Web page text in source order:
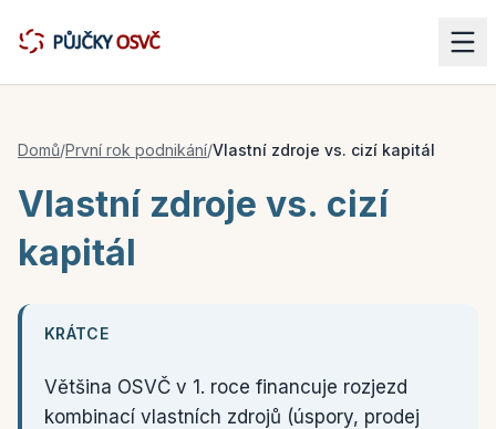
Domů/První rok podnikání/Vlastní zdroje vs. cizí kapitál
Vlastní zdroje vs. cizí
kapitál
KRÁTCE
Většina OSVČ v 1. roce financuje rozjezd
kombinací vlastních zdrojů (úspory, prodej